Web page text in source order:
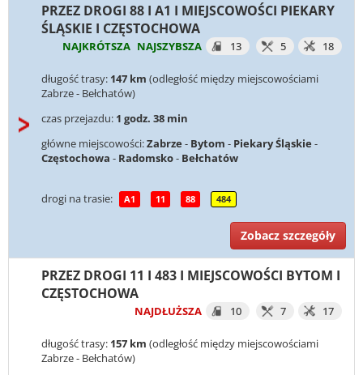
PRZEZ DROGI 88 I A1 I MIEJSCOWOŚCI PIEKARY
ŚLĄSKIE I CZĘSTOCHOWA
NAJKRÓTSZA NAJSZYBSZA 13 5 18
długość trasy: 147 km (odległość między miejscowościami
Zabrze - Bełchatów)
czas przejazdu: 1 godz. 38 min
główne miejscowości:Zabrze - Bytom - Piekary Śląskie -
Częstochowa - Radomsko- Bełchatów
drogi na trasie: A1 11 88 484
Zobacz szczegóły
PRZEZ DROGI 11 I 483 I MIEJSCOWOŚCI BYTOM I
CZĘSTOCHOWA
NAJDŁUŻSZA 10 7 17
długość trasy: 157 km (odległość między miejscowościami
Zabrze - Bełchatów)